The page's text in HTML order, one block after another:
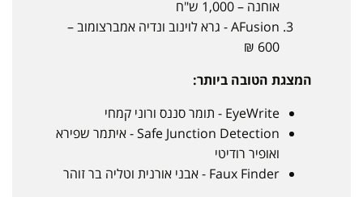
אוחנה – 1,000 ש"ח
AFusion - גרא לוינוב ונדיה אמברצומוב –
600 ₪
המצגת הטובה ביותר:
EyeWrite - תומר סננס ורוני קמחי
Safe Junction Detection - איתמר שפירא
ואופיר רודיטי
Faux Finder - אבני אורנית וטליה בר זוהר